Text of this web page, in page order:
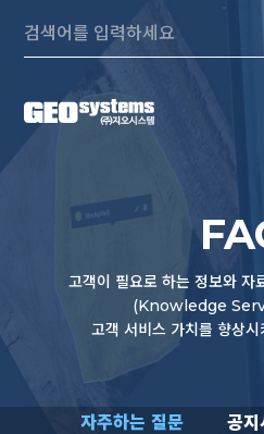
바로가기
Search:
자주하는 질문
고객이 필요로 하는 정보와 자
(Knowledge
고객 서비스 가치를 향상
자주하는 질문 공지